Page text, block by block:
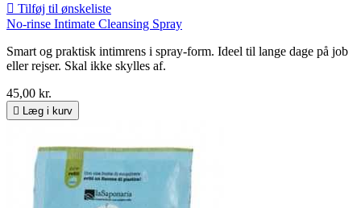
 Tilføj til ønskeliste
No-rinse Intimate Cleansing Spray
Smart og praktisk intimrens i spray-form. Ideel til lange dage på job
eller rejser. Skal ikke skylles af.
45,00 kr.
 Læg i kurv